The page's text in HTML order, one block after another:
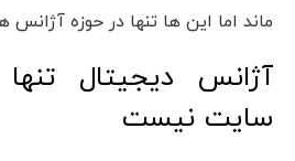
ماند اما این ها تنها در حوزه
آژانس دیجیتال
سایت نیست